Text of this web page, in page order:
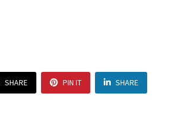
SHARE PIN IT SHARE